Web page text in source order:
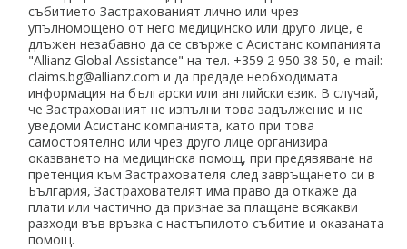
събитието Застрахованият лично или чрез
упълномощено от него медицинско или друго лице, е
длъжен незабавно да се свърже с Асистанс компанията
"Allianz Global Assistance" на тел. +359 2 950 38 50, е-mail:
claims.bg@allianz.com и да предаде необходимата
информация на български или английски език. В случай,
че Застрахованият не изпълни това задължение и не
уведоми Асистанс компанията, като при това
самостоятелно или чрез друго лице организира
оказването на медицинска помощ, при предявяване на
претенция към Застрахователя след завръщането си в
България, Застрахователят има право да откаже да
плати или частично да признае за плащане всякакви
разходи във връзка с настъпилото събитие и оказаната
помощ.